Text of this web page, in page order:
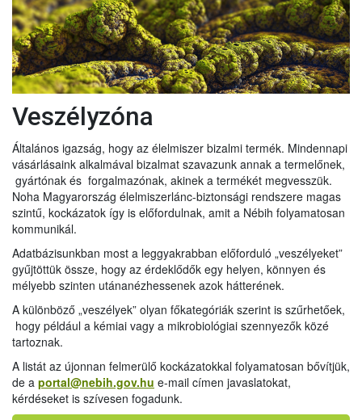
Veszélyzóna
Általános igazság, hogy az élelmiszer bizalmi termék. Mindennapi
vásárlásaink alkalmával bizalmat szavazunk annak a termelőnek,
gyártónak és forgalmazónak, akinek a termékét megvesszük.
Noha Magyarország élelmiszerlánc-biztonsági rendszere magas
szintű, kockázatok így is előfordulnak, amit a Nébih folyamatosan
kommunikál.
Adatbázisunkban most a leggyakrabban előforduló „veszélyeket”
gyűjtöttük össze, hogy az érdeklődők egy helyen, könnyen és
mélyebb szinten utánanézhessenek azok hátterének.
A különböző „veszélyek” olyan főkategóriák szerint is szűrhetőek,
hogy például a kémiai vagy a mikrobiológiai szennyezők közé
tartoznak.
A listát az újonnan felmerülő kockázatokkal folyamatosan bővítjük,
de a portal@nebih.gov.hu e-mail címen javaslatokat,
kérdéseket is szívesen fogadunk.